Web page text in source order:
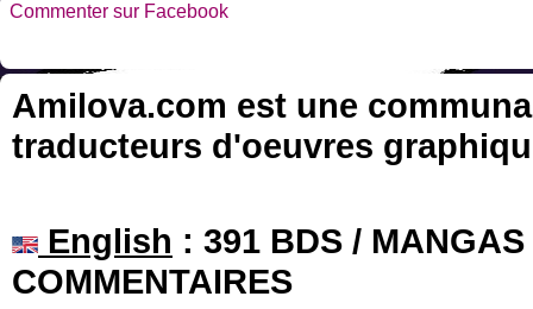
Commenter sur Facebook
Amilova.com est une
traducteurs d'oeuvres
English : 391 BDS /
COMMENTAIRES